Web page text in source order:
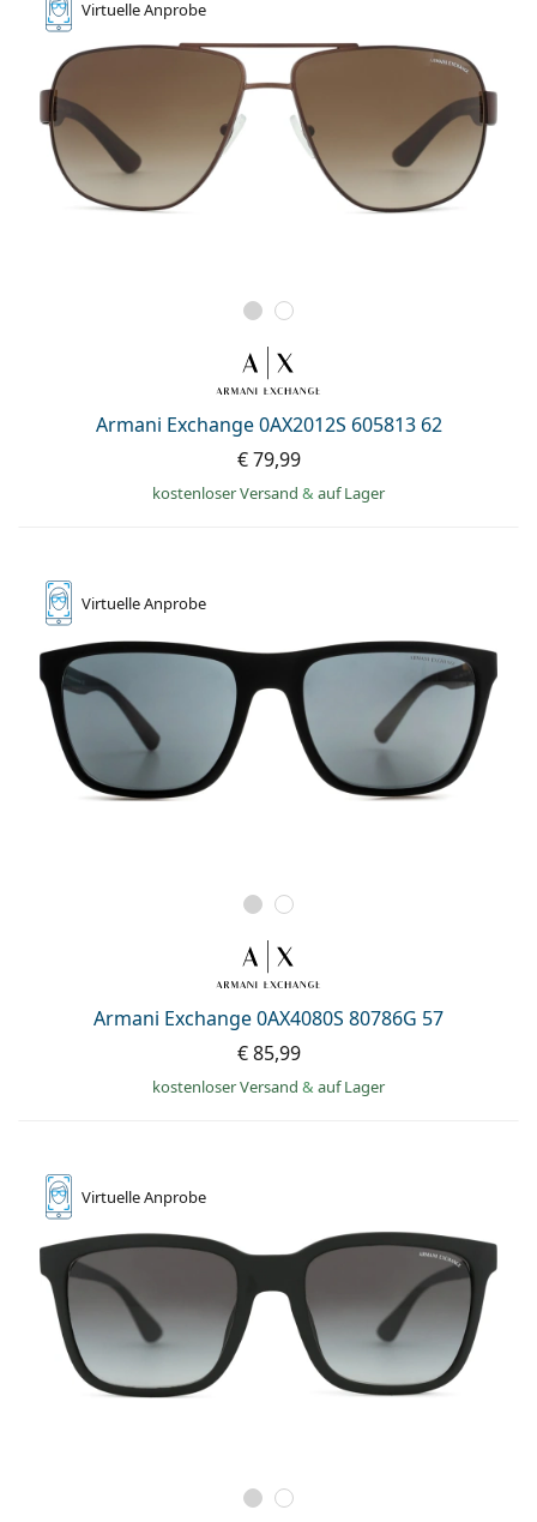
VirtuelleAnprobe
Armani Exchange 0AX2012S 605813 62
€ 79,99
kostenloser Versand & auf Lager
VirtuelleAnprobe
Armani Exchange 0AX4080S 80786G 57
€ 85,99
kostenloser Versand & auf Lager
VirtuelleAnprobe